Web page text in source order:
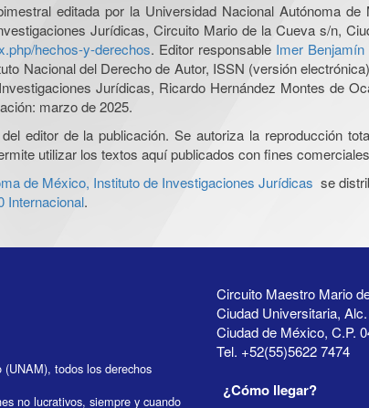
editada por la Universidad Nacional Autónoma de
Jurídicas, Circuito Mario de la Cueva s/n,
hechos-y-derechos. Editor responsable Imer
Nacional del Derecho de Autor, ISSN (versión
Jurídicas, Ricardo Hernández Montes de
marzo de 2025.
editor de la publicación. Se autoriza la reproducción
utilizar los textos aquí publicados con fines
de México, Instituto de Investigaciones Jurídicas se
Internacional.
todos los derechos
no lucrativos, siempre y cuando
Circuito Maestro Mario
Ciudad Universitaria,
Ciudad de México, C.P.
Tel. +52(55)5622 7474
¿Cómo llegar?